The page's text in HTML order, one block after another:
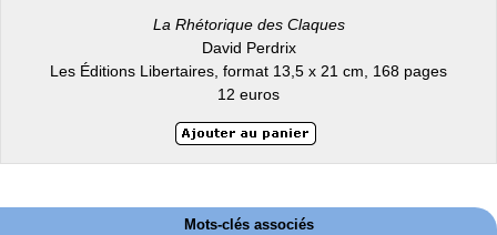
La Rhétorique des Claques
David Perdrix
Les Éditions Libertaires, format 13,5 x 21 cm, 168 pages
12 euros
Mots-clés associés